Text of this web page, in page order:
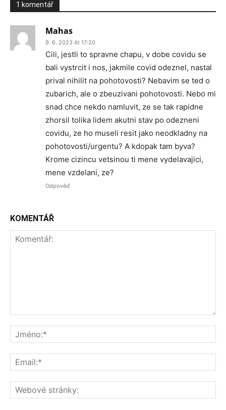
1 komentář
Mahas
9. 6. 2023 At 17:20
Cili, jestli to spravne chapu, v dobe covidu se
bali vystrcit i nos, jakmile covid odeznel, nastal
prival nihilit na pohotovosti? Nebavim se ted o
zubarich, ale o zbeuzivani pohotovosti. Nebo mi
snad chce nekdo namluvit, ze se tak rapidne
zhorsil tolika lidem akutni stav po odezneni
covidu, ze ho museli resit jako neodkladny na
pohotovosti/urgentu? A kdopak tam byva?
Krome cizincu vetsinou ti mene vydelavajici,
mene vzdelani, ze?
Odpověď
KOMENTÁŘ